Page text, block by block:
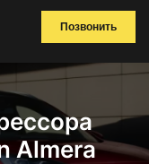
Позвонить
Almera